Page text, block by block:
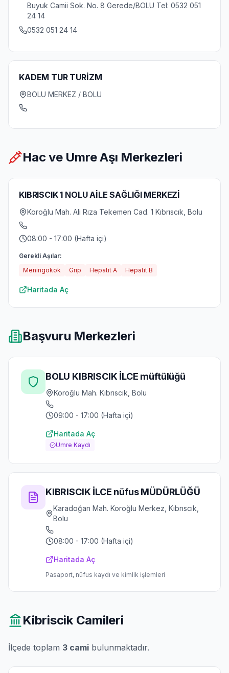
Buyuk Camii Sok. No. 8 Gerede/BOLU Tel: 0532 051
24 14
0532 051 24 14
KADEM TUR TURİZM
BOLU MERKEZ / BOLU
Hac ve Umre Aşı Merkezleri
KIBRISCIK 1 NOLU AİLE SAĞLIĞI MERKEZİ
Koroğlu Mah. Ali Rıza Tekemen Cad. 1 Kıbrıscık, Bolu
08:00 - 17:00 (Hafta içi)
Gerekli Aşılar:
Meningokok
Grip Hepatit A Hepatit B
Haritada Aç
Başvuru Merkezleri
BOLU KIBRISCIK İLCE müftülüğü
Koroğlu Mah. Kıbrıscık, Bolu
09:00 - 17:00 (Hafta içi)
Haritada Aç
Umre Kaydı
KIBRISCIK İLCE nüfus MÜDÜRLÜĞÜ
Karadoğan Mah. Koroğlu Merkez, Kıbrıscık,
Bolu
08:00 - 17:00 (Hafta içi)
Haritada Aç
Pasaport, nüfus kaydı ve kimlik işlemleri
KibriscikCamileri
İlçede toplam 3 cami bulunmaktadır.